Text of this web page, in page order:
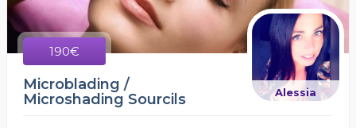
190€
Alessia
Microblading /
Microshading Sourcils